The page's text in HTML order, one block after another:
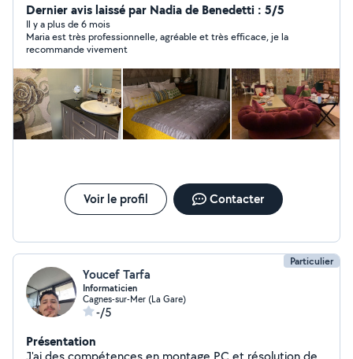
repassage,rangement organisé). N'hésitez pas a me
Dernier avis laissé par Nadia de Benedetti : 5/5
Il y a plus de 6 mois
Maria est très professionnelle, agréable et très efficace, je la
recommande vivement
Voir le profil Contacter
Particulier
Youcef Tarfa
Informaticien
Cagnes-sur-Mer (La Gare)
-/5
Présentation